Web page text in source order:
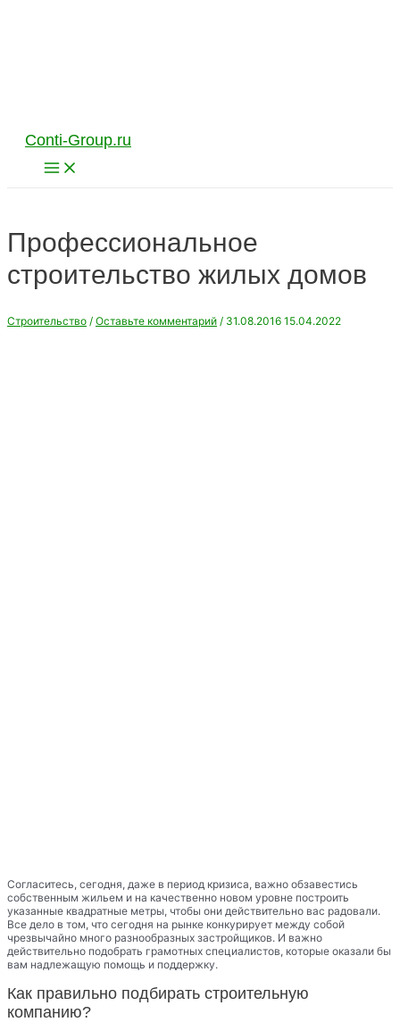
Conti-Group.ru
Main
Menu
Профессиональное
строительство жилых домов
Строительство / Оставьте комментарий / 31.08.2016 15.04.2022
Согласитесь, сегодня, даже в период кризиса, важно обзавестись
собственным жильем и на качественно новом уровне построить
указанные квадратные метры, чтобы они действительно вас радовали.
Все дело в том, что сегодня на рынке конкурирует между собой
чрезвычайно много разнообразных застройщиков. И важно
действительно подобрать грамотных специалистов, которые оказали бы
вам надлежащую помощь и поддержку.
Как правильно подбирать строительную
компанию?